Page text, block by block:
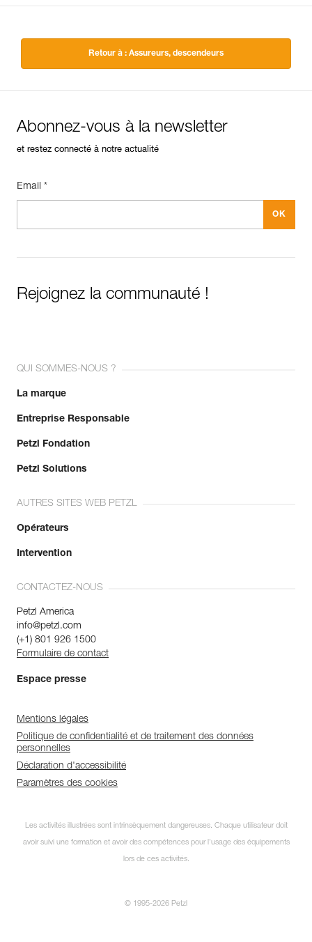
Retour à : Assureurs, descendeurs
Abonnez-vous à la newsletter
et restez connecté à notre actualité
Email *
Rejoignez la communauté !
QUI SOMMES-NOUS ?
La marque
Entreprise Responsable
Petzl Fondation
Petzl Solutions
AUTRES SITES WEB PETZL
Opérateurs
Intervention
CONTACTEZ-NOUS
Petzl America
info@petzl.com
(+1) 801 926 1500
Formulaire de contact
Espace presse
Mentions légales
Politique de confidentialité et de traitement des données
personnelles
Déclaration d'accessibilité
Paramètres des cookies
Les activités illustrées sont intrinsèquement dangereuses. Chaque utilisateur doit
avoir suivi une formation et avoir des compétences pour l’usage des équipements
lors de ces activités.
© 1995-2026 Petzl